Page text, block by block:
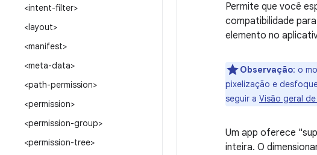
<intent-filter>
<layout>
<manifest>
<meta-data>
<path-permission>
<permission>
<permission-group>
<permission-tree>
Permite que você
compatibilidade
elemento no
Observação: o
pixelização e
seguir a Visão geral
Um app oferece
inteira. O